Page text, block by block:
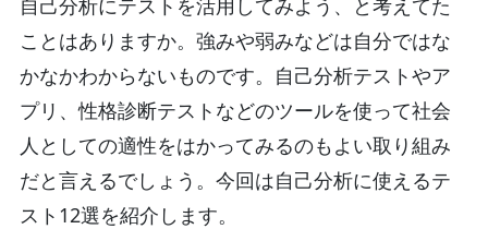
ことはありますか。強みや弱みなどは自分ではな
かなかわからないものです。自己分析テストやア
プリ、性格診断テストなどのツールを使って社会
人としての適性をはかってみるのもよい取り組み
だと言えるでしょう。今回は自己分析に使えるテ
スト12選を紹介します。